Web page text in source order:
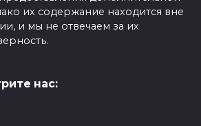
их содержание находится вне
и мы не отвечаем за их
нас: